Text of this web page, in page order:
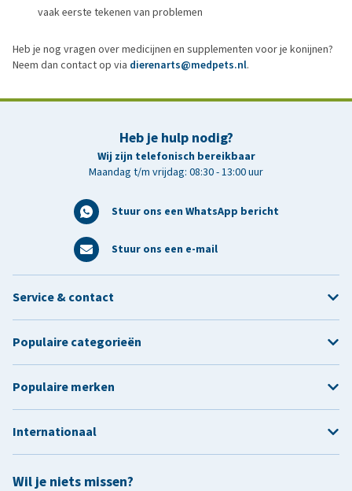
vaak eerste tekenen van problemen
Heb je nog vragen over medicijnen en supplementen voor je konijnen?
Neem dan contact op via dierenarts@medpets.nl.
Heb je hulp nodig?
Wij zijn telefonisch bereikbaar
Maandag t/m vrijdag: 08:30 - 13:00 uur
Stuur ons een WhatsApp bericht
Stuur ons een e-mail
Wil je niets missen?
Service & contact
Populaire categorieën
Populaire merken
Internationaal